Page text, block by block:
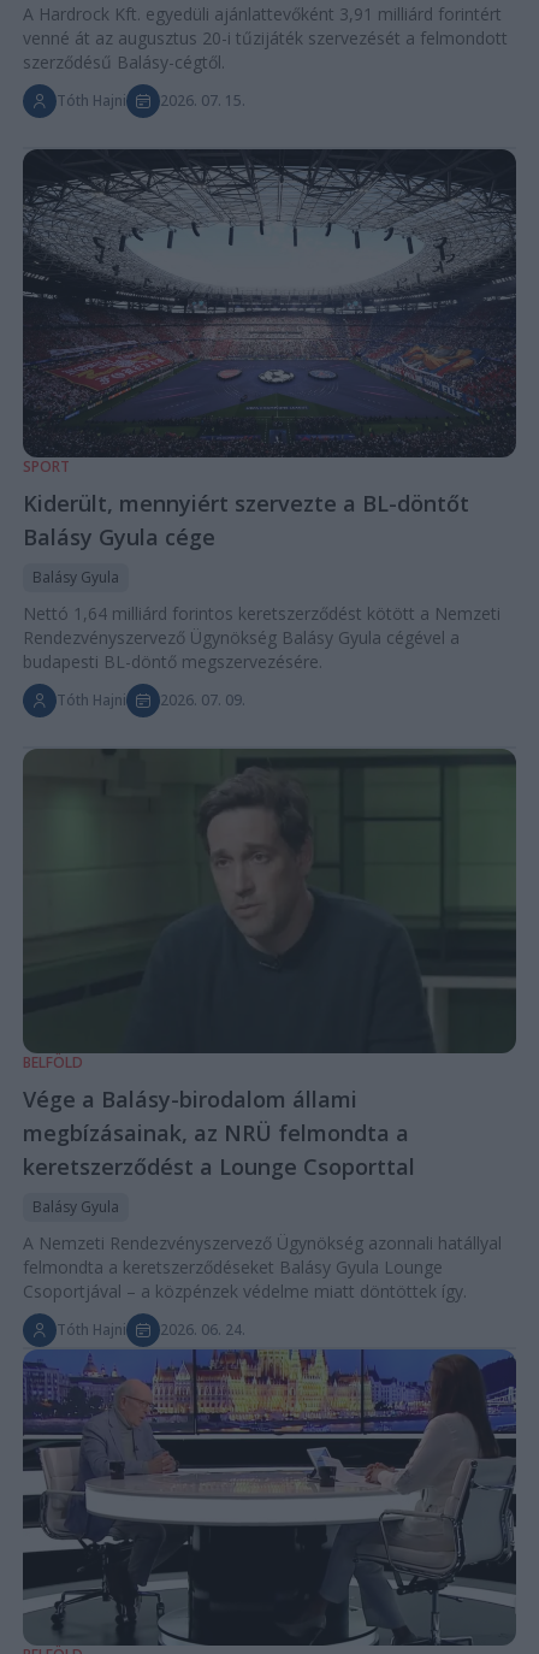
A Hardrock Kft. egyedüli ajánlattevőként 3,91 milliárd forintért
venné át az augusztus 20-i tűzijáték szervezését a felmondott
szerződésű Balásy-cégtől.
Tóth Hajni 2026. 07. 15.
SPORT
Kiderült, mennyiért szervezte a BL-döntőt
Balásy Gyula cége
Balásy Gyula
Nettó 1,64 milliárd forintos keretszerződést kötött a Nemzeti
Rendezvényszervező Ügynökség Balásy Gyula cégével a
budapesti BL-döntő megszervezésére.
Tóth Hajni 2026. 07. 09.
BELFÖLD
Vége a Balásy-birodalom állami
megbízásainak, az NRÜ felmondta a
keretszerződést a Lounge Csoporttal
Balásy Gyula
A Nemzeti Rendezvényszervező Ügynökség azonnali hatállyal
felmondta a keretszerződéseket Balásy Gyula Lounge
Csoportjával – a közpénzek védelme miatt döntöttek így.
Tóth Hajni 2026. 06. 24.